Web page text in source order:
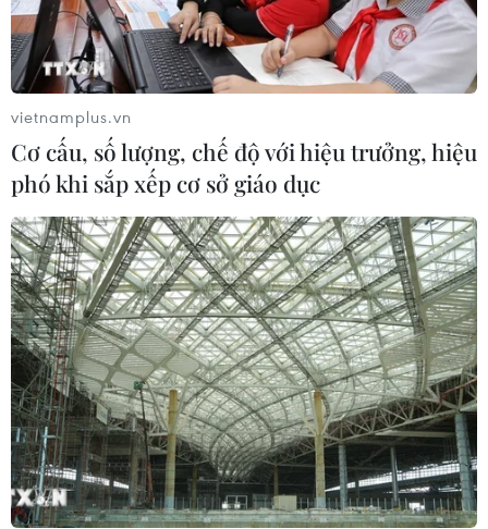
ASEAN Cup 2026 trên kênh nào?
03/08/2026 09:21
Đội tuyển Việt Nam đặt mục
tiêu 3 điểm, cảnh báo Indonesia
trước giờ G
03/08/2026 07:39
ASEAN Cup 2026: Indonesia tổn thất
lực lượng trước trận quyết đấu tuyển
Việt Nam
03/08/2026 07:21
Làn sóng phản đối lan khắp châu Âu,
FIFA đối diện yêu cầu cải tổ
03/08/2026 05:01
vietnamplus.vn
Cơ cấu, số lượng, chế độ với hiệu trưởng, hiệu
phó khi sắp xếp cơ sở giáo dục